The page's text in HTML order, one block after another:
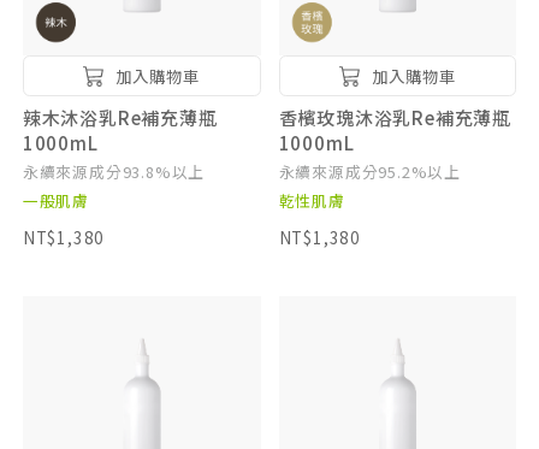
加入購物車
辣木沐浴乳Re補充薄瓶
1000mL
永續來源成分93.8%以上
一般肌膚
NT$1,380
加入購物車
香檳玫瑰沐浴乳Re補充薄瓶
1000mL
永續來源成分95.2%以上
乾性肌膚
NT$1,380